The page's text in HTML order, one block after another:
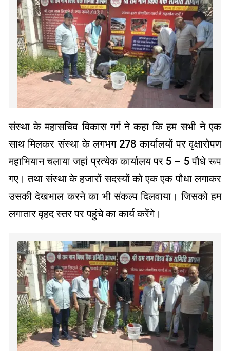
संस्था के महासचिव विकास गर्ग ने कहा कि हम सभी ने एक
साथ मिलकर संस्था के लगभग 278 कार्यालयों पर वृक्षारोपण
महाभियान चलाया जहां प्रत्येक कार्यालय पर 5 – 5 पौधे रूप
गए। तथा संस्था के हजारों सदस्यों को एक एक पौधा लगाकर
उसकी देखभाल करने का भी संकल्प दिलवाया। जिसको हम
लगातार वृहद स्तर पर पहुंचे का कार्य करेंगे।